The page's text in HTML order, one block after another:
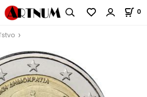
0